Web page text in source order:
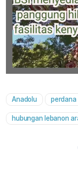
Anadolu perdana
hubungan lebanon